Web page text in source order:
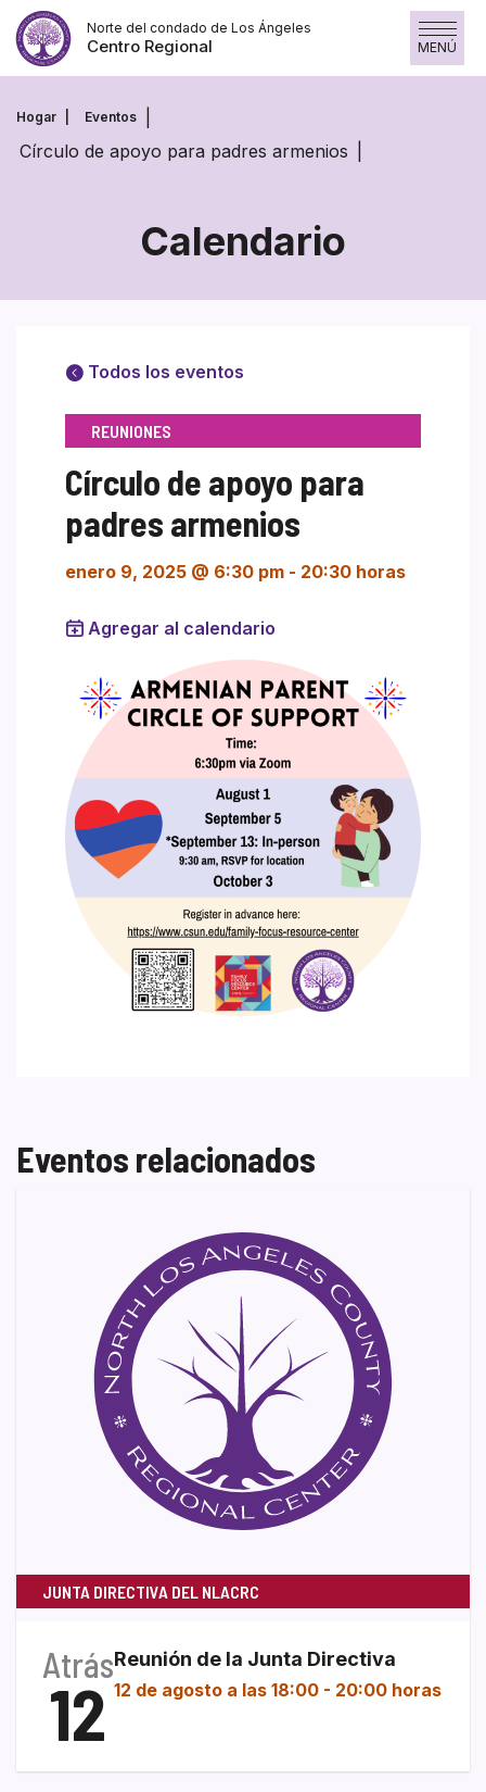
Saltar
contenido
Norte del condado de Los Ángeles
Centro Regional MENÚ
Hogar Eventos
Círculo de apoyo para padres armenios
Calendario
Todos los eventos
REUNIONES
Círculo de apoyo para
padres armenios
enero 9, 2025 @ 6:30 pm - 20:30 horas
Agregar al calendario
Eventos relacionados
JUNTA DIRECTIVA DEL NLACRC
Atrás
12
Reunión de la Junta Directiva
12 de agosto a las 18:00 - 20:00 horas